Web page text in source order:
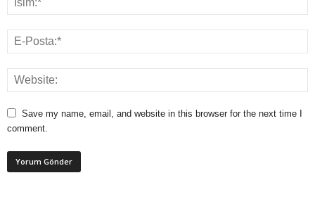
Save my name, email, and website in this browser for the next time I
comment.